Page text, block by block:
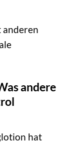
andere
hat